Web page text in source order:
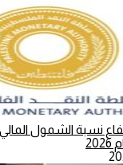
نسبة الشمول